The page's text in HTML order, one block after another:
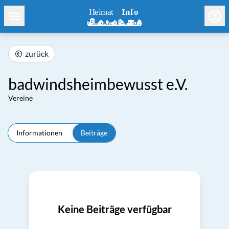
zurück
badwindsheimbewusst e.V.
Vereine
Informationen Beiträge
Keine Beiträge verfügbar